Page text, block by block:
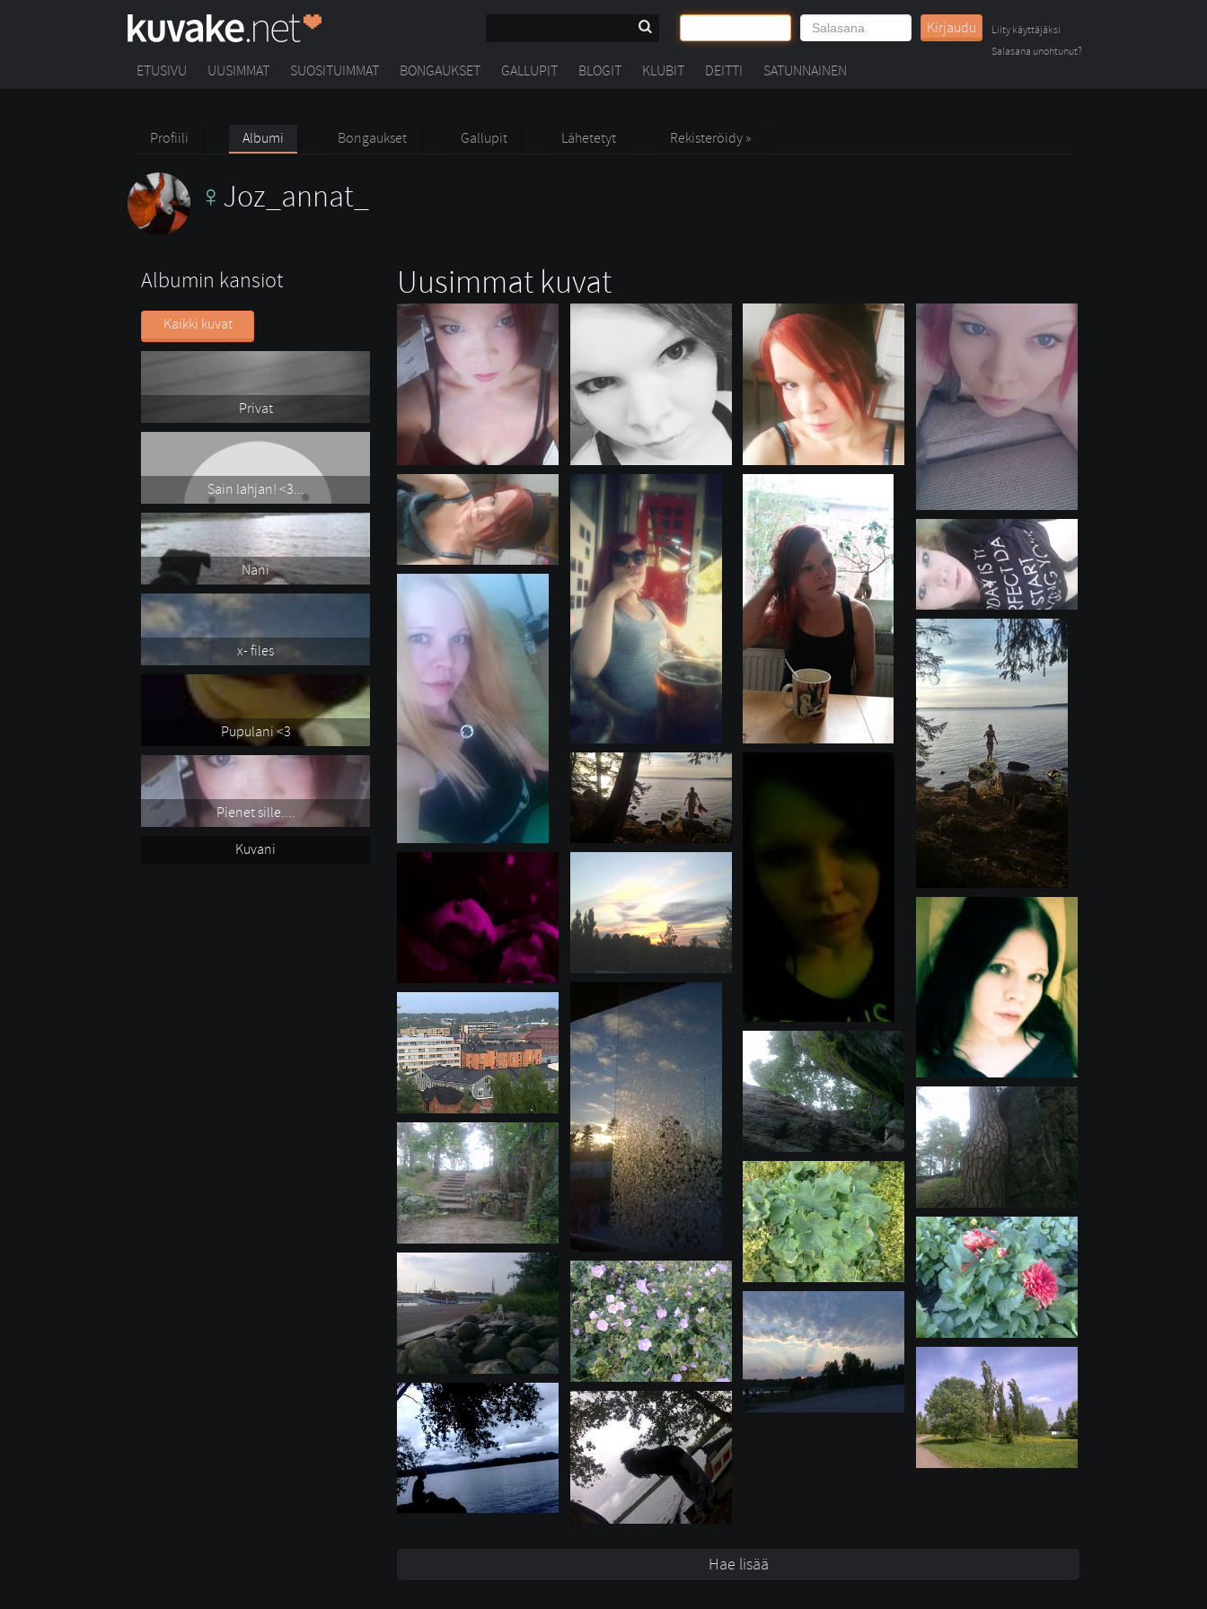
Kirjaudu
Liity käyttäjäksi
Salasana unohtunut?
ETUSIVU UUSIMMAT SUOSITUIMMAT BONGAUKSET GALLUPIT BLOGIT KLUBIT DEITTI SATUNNAINEN
Profiili Albumi Bongaukset Gallupit Lähetetyt Rekisteröidy »
Joz_annat_
Albumin kansiot
Kaikki kuvat
Privat
Sain lahjan! <3...
Nani
x- files
Pupulani <3
Pienet sille....
Kuvani
Uusimmat kuvat
Hae lisää